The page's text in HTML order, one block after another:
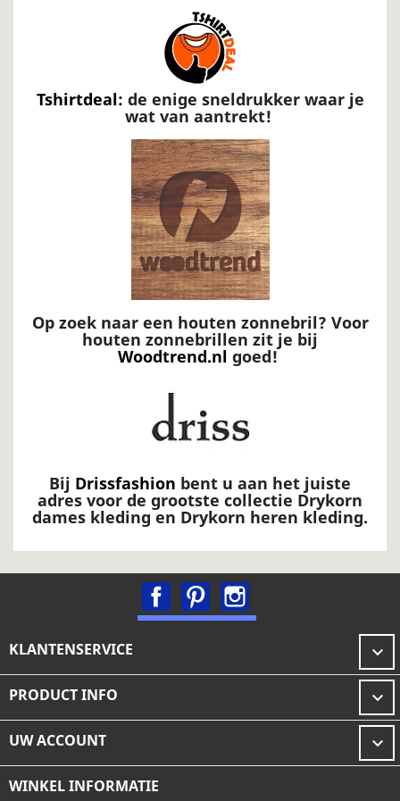
Tshirtdeal: de enige sneldrukker waar je
wat van aantrekt!
Op zoek naar een houten zonnebril? Voor
houten zonnebrillen zit je bij
Woodtrend.nl goed!
Bij Drissfashion bent u aan het juiste
adres voor de grootste collectie Drykorn
dames kleding en Drykorn heren kleding.
FacebookPinterest
KLANTENSERVICE 
PRODUCT INFO 
UW ACCOUNT 
WINKEL INFORMATIE